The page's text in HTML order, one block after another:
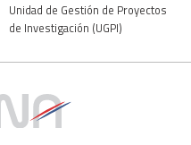
Unidad de Gestión de Proyectos
de Investigación (UGPI)